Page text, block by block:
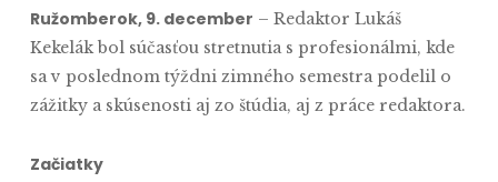
Ružomberok, 9. december – Redaktor Lukáš
Kekelák bol súčasťou stretnutia s profesionálmi, kde
sa v poslednom týždni zimného semestra podelil o
zážitky a skúsenosti aj zo štúdia, aj z práce redaktora.
Začiatky